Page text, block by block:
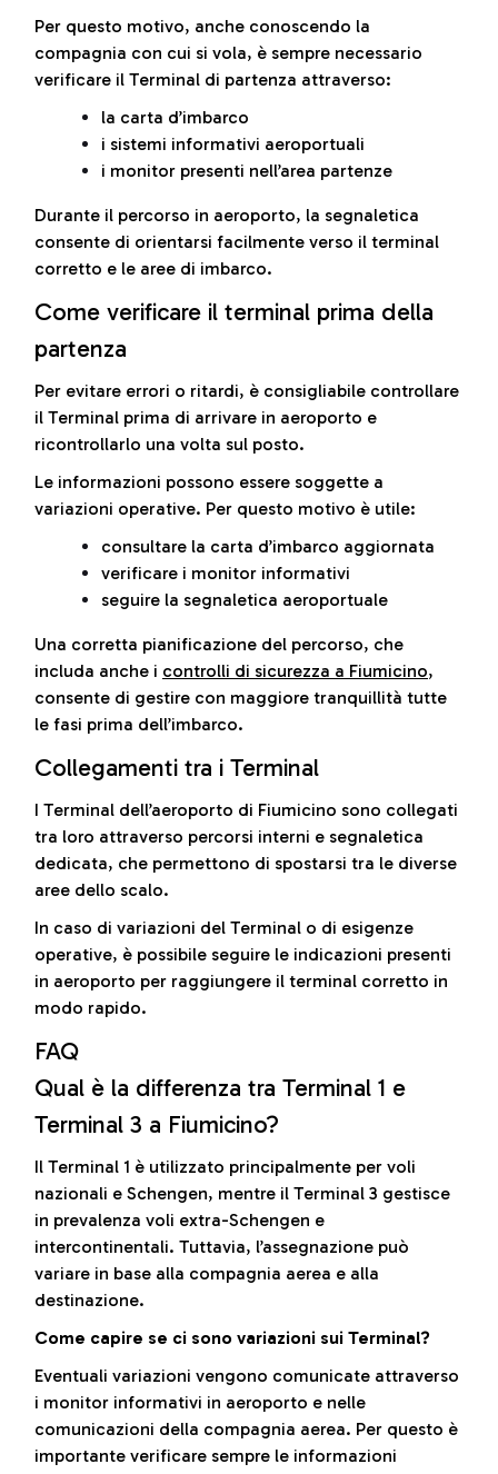
Per questo motivo, anche conoscendo la
compagnia con cui si vola, è sempre necessario
verificare il Terminal di partenza attraverso:
la carta d’imbarco
i sistemi informativi aeroportuali
i monitor presenti nell’area partenze
Durante il percorso in aeroporto, la segnaletica
consente di orientarsi facilmente verso il terminal
corretto e le aree di imbarco.
Come verificare il terminal prima della
partenza
Per evitare errori o ritardi, è consigliabile controllare
il Terminal prima di arrivare in aeroporto e
ricontrollarlo una volta sul posto.
Le informazioni possono essere soggette a
variazioni operative. Per questo motivo è utile:
consultare la carta d’imbarco aggiornata
verificare i monitor informativi
seguire la segnaletica aeroportuale
Una corretta pianificazione del percorso, che
includa anche i controlli di sicurezza a Fiumicino,
consente di gestire con maggiore tranquillità tutte
le fasi prima dell’imbarco.
Collegamenti tra i Terminal
I Terminal dell’aeroporto di Fiumicino sono collegati
tra loro attraverso percorsi interni e segnaletica
dedicata, che permettono di spostarsi tra le diverse
aree dello scalo.
In caso di variazioni del Terminal o di esigenze
operative, è possibile seguire le indicazioni presenti
in aeroporto per raggiungere il terminal corretto in
modo rapido.
FAQ
Qual è la differenza tra Terminal 1 e
Terminal 3 a Fiumicino?
Il Terminal 1 è utilizzato principalmente per voli
nazionali e Schengen, mentre il Terminal 3 gestisce
in prevalenza voli extra-Schengen e
intercontinentali. Tuttavia, l’assegnazione può
variare in base alla compagnia aerea e alla
destinazione.
Come capire se ci sono variazioni sui Terminal?
Eventuali variazioni vengono comunicate attraverso
i monitor informativi in aeroporto e nelle
comunicazioni della compagnia aerea. Per questo è
importante verificare sempre le informazioni